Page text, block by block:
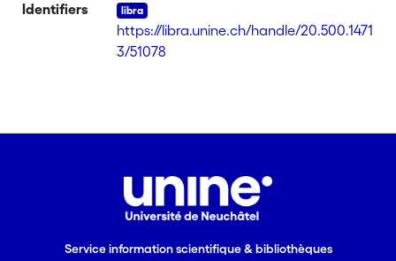
Identifiers
https://libra.unine.ch/handle/20.500.1471
3/51078
Service information scientifique & bibliothèques